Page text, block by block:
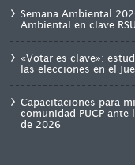
Semana Ambiental
Ambiental en clave RSU
«Votar es clave»:
las elecciones en el
Capacitaciones para
comunidad PUCP ante
de 2026